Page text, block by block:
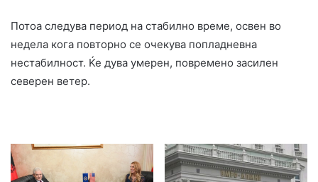
Потоа следува период на стабилно време, освен во
недела кога повторно се очекува попладневна
нестабилност. Ќе дува умерен, повремено засилен
северен ветер.